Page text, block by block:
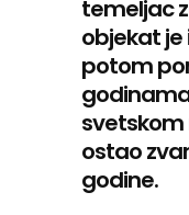
temeljac
objekat
potom
svetskom
ostao
godine.